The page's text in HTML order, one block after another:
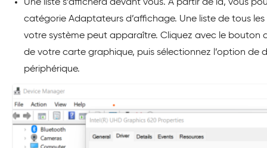
Une liste s’affichera devant vous. À partir de là, vous
catégorie Adaptateurs d’affichage. Une liste de tous
votre système peut apparaître. Cliquez avec le bouton
de votre carte graphique, puis sélectionnez l’option de
périphérique.